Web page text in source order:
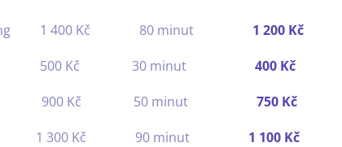
hydrolifting 1 400 Kč 80 minut 1 200 Kč
Kč 30 minut400 Kč
900 Kč 50 minut750 Kč
1 300 Kč 90 minut 1 100 Kč